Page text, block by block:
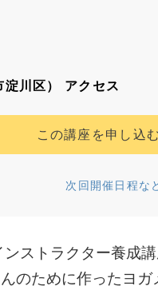
川区） アクセス
この講座を申し込む
次回開催日程な
ンストラクター養成
のために作ったヨ